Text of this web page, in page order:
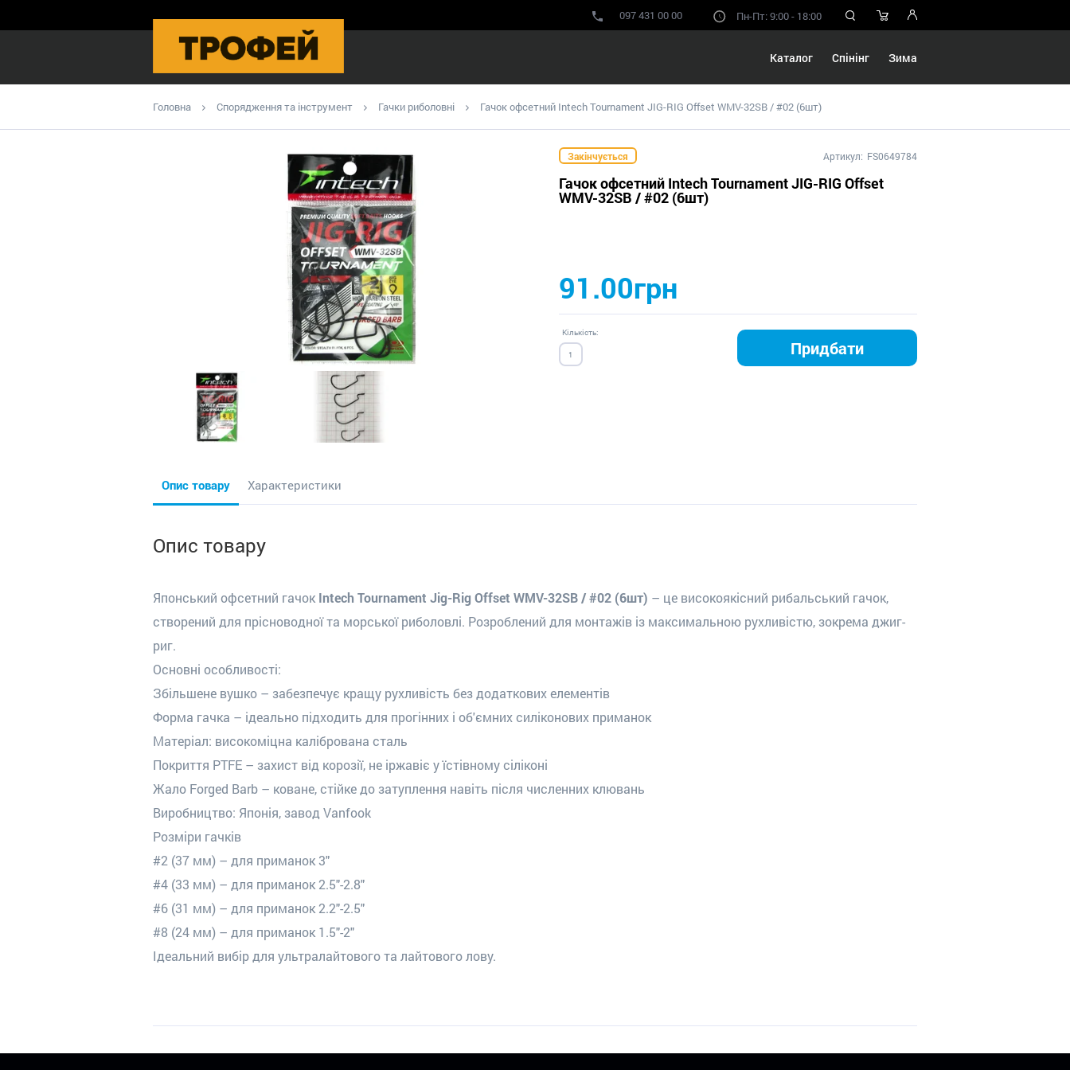
097 431 00 00 Пн-Пт: 9:00 - 18:00
Каталог Спінінг Зима
Головна Спорядження та інструмент Гачки риболовні Гачок офсетний Intech Tournament JIG-RIG Offset WMV-32SB / #02 (6шт)
Закінчується Артикул: FS0649784
Гачок офсетний Intech Tournament JIG-RIG Offset
WMV-32SB / #02 (6шт)
91.00грн
Кількість:
Придбати
Опис товару Характеристики
Опис товару
Японський офсетний гачок Intech Tournament Jig-Rig Offset WMV-32SB / #02 (6шт) – це високоякісний рибальський гачок,
створений для прісноводної та морської риболовлі. Розроблений для монтажів із максимальною рухливістю, зокрема джиг-
риг.
Основні особливості:
Збільшене вушко – забезпечує кращу рухливість без додаткових елементів
Форма гачка – ідеально підходить для прогінних і об'ємних силіконових приманок
Матеріал: високоміцна калібрована сталь
Покриття PTFE – захист від корозії, не іржавіє у їстівному сіліконі
Жало Forged Barb – коване, стійке до затуплення навіть після численних клювань
Виробництво: Японія, завод Vanfook
Розміри гачків
#2 (37 мм) – для приманок 3"
#4 (33 мм) – для приманок 2.5"-2.8"
#6 (31 мм) – для приманок 2.2"-2.5"
#8 (24 мм) – для приманок 1.5"-2"
Ідеальний вибір для ультралайтового та лайтового лову.